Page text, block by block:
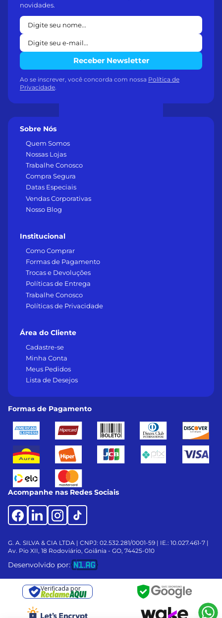
Sobre Nós
Quem Somos
Nossas Lojas
Trabalhe Conosco
Compra Segura
Datas Especiais
Vendas Corporativas
Nosso Blog
Institucional
Como Comprar
Formas de Pagamento
Trocas e Devoluções
Políticas de Entrega
Trabalhe Conosco
Políticas de Privacidade
Área do Cliente
Cadastre-se
Minha Conta
Meus Pedidos
Lista de Desejos
novidades.
Receber Newsletter
Ao se inscrever, você concorda com nossa Política de
Privacidade
Formas de Pagamento
Acompanhe nas Redes Sociais
G. A. SILVA & CIA LTDA | CNPJ: 02.532.281/0001-59 | IE.: 10.027.461-7 |
Av. Pio XII, 18 Rodoviário, Goiânia - GO, 74425-010
Desenvolvido por:
Verificada por